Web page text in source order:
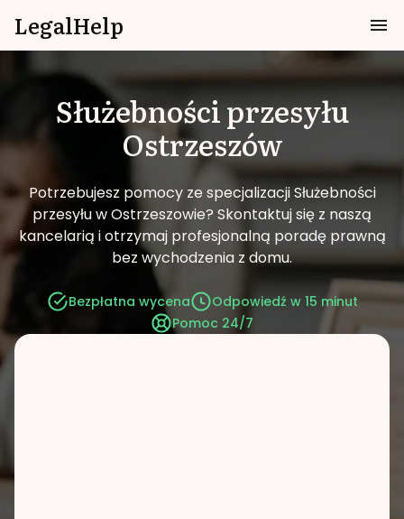
LegalHelp
Służebności przesyłu
Ostrzeszów
Potrzebujesz pomocy ze specjalizacji Służebności
przesyłu w Ostrzeszowie? Skontaktuj się z naszą
kancelarią i otrzymaj profesjonalną poradę prawną
bez wychodzenia z domu.
Bezpłatna wycena
Odpowiedź w 15 minut
Pomoc 24/7